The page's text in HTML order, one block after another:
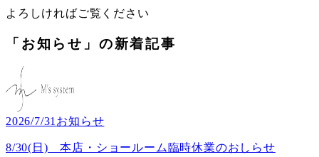
よろしければご覧ください
「お知らせ」の新着記事
2026/7/31お知らせ
8/30(日) 本店・ショールーム臨時休業のおしらせ